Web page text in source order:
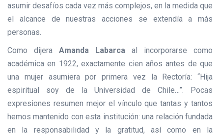
asumir desafíos cada vez más complejos, en la medida que
el alcance de nuestras acciones se extendía a más
personas.
Como dijera Amanda Labarca al incorporarse como
académica en 1922, exactamente cien años antes de que
una mujer asumiera por primera vez la Rectoría: “Hija
espiritual soy de la Universidad de Chile…”. Pocas
expresiones resumen mejor el vínculo que tantas y tantos
hemos mantenido con esta institución: una relación fundada
en la responsabilidad y la gratitud, así como en la